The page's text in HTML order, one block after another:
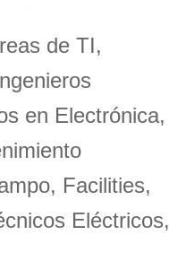
de TI,
en Electrónica,
Facilities,
Eléctricos,